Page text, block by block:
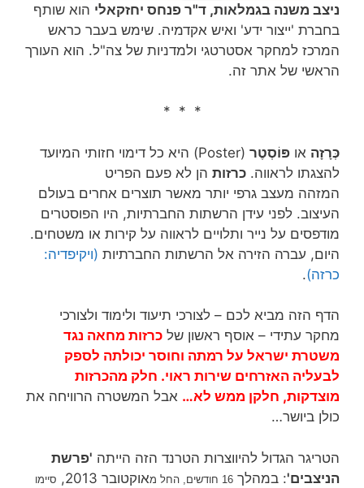
ניצב משנה בגמלאות, ד"ר פנחס יחזקאלי הוא שותף
בחברת 'ייצור ידע' ואיש אקדמיה. שימש בעבר כראש
המרכז למחקר אסטרטגי ולמדניות של צה"ל. הוא העורך
הראשי של אתר זה.
* * *
כְּרָזָה או פּוֹסְטֶר
(Poster) היא כל דימוי חזותי המיועד
להצגתו לראווה. כרזות הן לא פעם הפריט
המזהה מעצב גרפי יותר מאשר תוצרים אחרים בעולם
העיצוב. לפני עידן הרשתות החברתיות, היו הפוסטרים
מודפסים על נייר ותלויים לראווה על קירות או משטחים.
היום, עברה הזירה אל הרשתות החברתיות (ויקיפדיה:
כרזה).
הדף הזה מביא לכם – לצורכי תיעוד ולימוד ולצורכי
מחקר עתידי – אוסף ראשון של כרזות מחאה נגד
משטרת ישראל על רמתה וחוסר יכולתה לספק
לבעליה האזרחים שירות ראוי. חלק מהכרזות
מוצדקות, חלקן ממש לא… אבל המשטרה הרוויחה את
כולן ביושר…
הטריגר הגדול להיווצרות הטרנד הזה הייתה 'פרשת
הניצבים': במהלך 16 חודשים, החל מ אוקטובר 2013,
סיימו